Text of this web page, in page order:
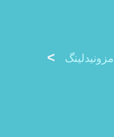
مزونیدلینگ >